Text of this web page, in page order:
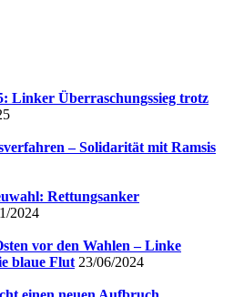
Linker Überraschungssieg trotz
– Solidarität mit Ramsis
Rettungsanker
2024
vor den Wahlen – Linke
blaue Flut 23/06/2024